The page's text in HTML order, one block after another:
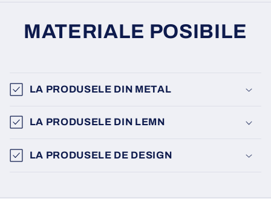
MATERIALE POSIBILE
LA PRODUSELE DIN METAL
LA PRODUSELE DIN LEMN
LA PRODUSELE DE DESIGN